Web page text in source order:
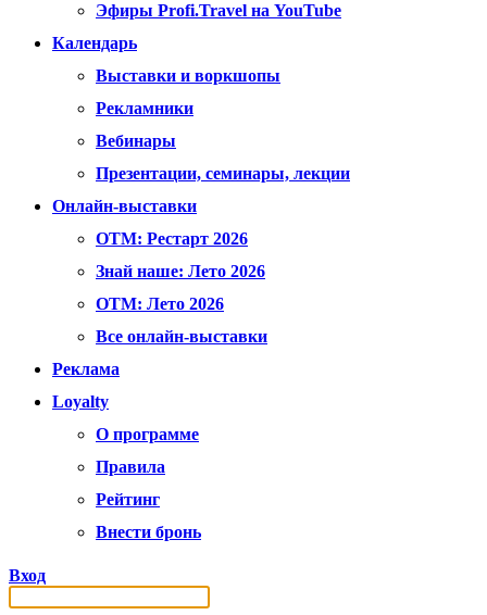
Эфиры Profi.Travel на YouTube
Календарь
Выставки и воркшопы
Рекламники
Вебинары
Презентации, семинары, лекции
Онлайн-выставки
OTM: Рестарт 2026
Знай наше: Лето 2026
OTM: Лето 2026
Все онлайн-выставки
Реклама
Loyalty
О программе
Правила
Рейтинг
Внести бронь
Вход